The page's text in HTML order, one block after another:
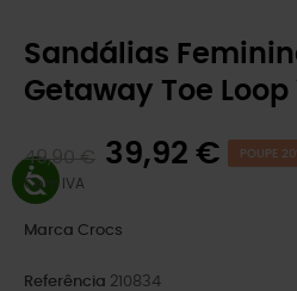
Sandálias
Getaway Toe Loop
49,90 € 39,92 € POUPE
Com IVA
Marca Crocs
Referência 210834